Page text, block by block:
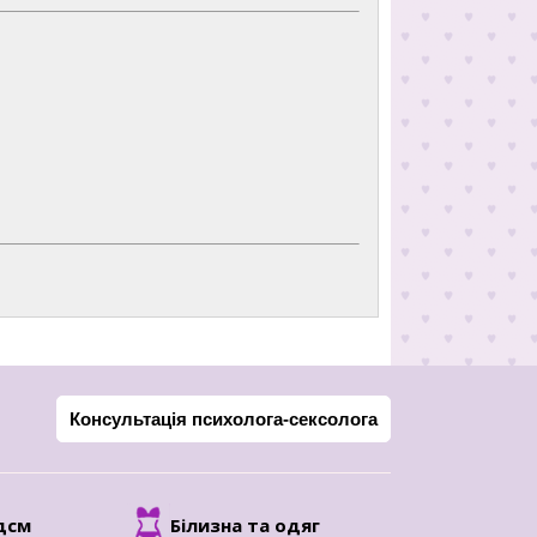
Консультація психолога-сексолога
Білизна та одяг